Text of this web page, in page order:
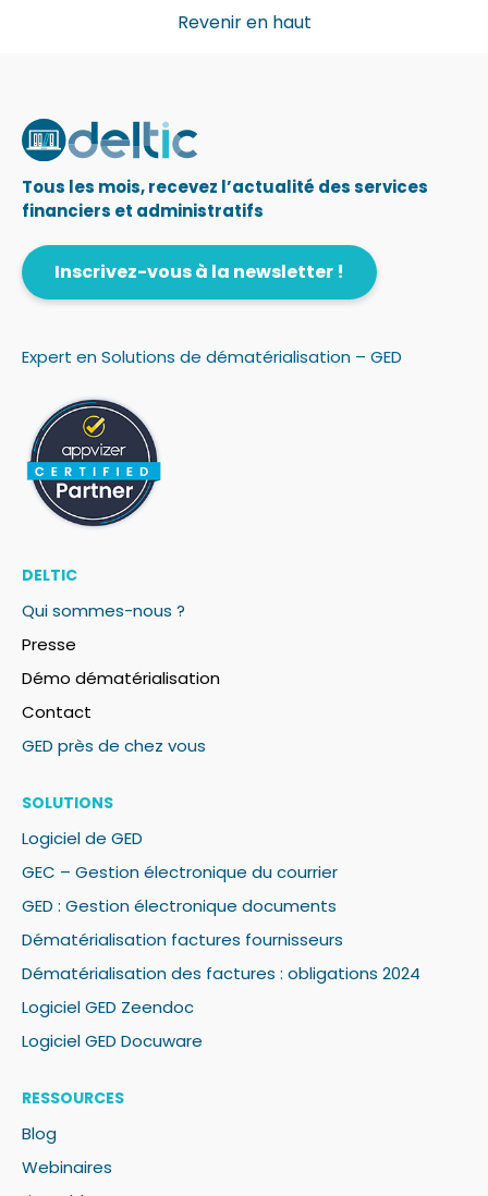
Revenir en haut
Tous les mois, recevez l’actualité des services
financiers et administratifs
Inscrivez-vous à la newsletter !
Expert en Solutions de dématérialisation – GED
DELTIC
Qui sommes-nous ?
Presse
Démo dématérialisation
Contact
GED près de chez vous
SOLUTIONS
Logiciel de GED
GEC – Gestion électronique du courrier
GED : Gestion électronique documents
Dématérialisation factures fournisseurs
Dématérialisation des factures : obligations 2024
Logiciel GED Zeendoc
Logiciel GED Docuware
RESSOURCES
Blog
Webinaires